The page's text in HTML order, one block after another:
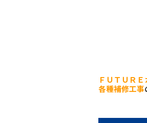
ＦＵＴＵＲ
各種補修工事